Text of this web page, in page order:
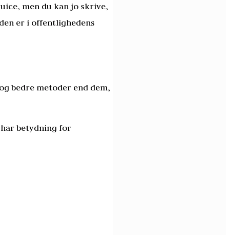
men du kan jo skrive,
er i offentlighedens
bedre metoder end dem,
betydning for